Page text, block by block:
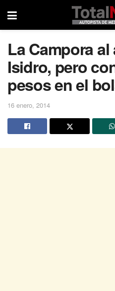
La Campora
Isidro, pero
pesos en el
16 enero, 2014